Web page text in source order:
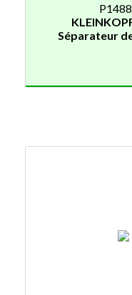
Séparateur